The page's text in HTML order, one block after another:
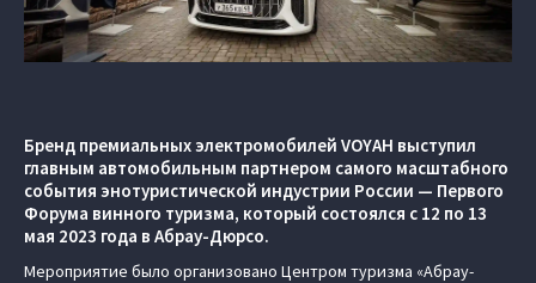
Бренд премиальных электромобилей VOYAH выступил
главным автомобильным партнером самого масштабного
события энотуристической индустрии России — Первого
Форума винного туризма, который состоялся с 12 по 13
мая 2023 года в Абрау-Дюрсо.
Мероприятие было организовано Центром туризма «Абрау-